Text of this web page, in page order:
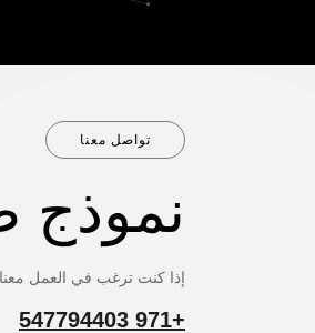
تواصل معنا
نموذج
إذا كنت ترغب في العمل
+971 547794403